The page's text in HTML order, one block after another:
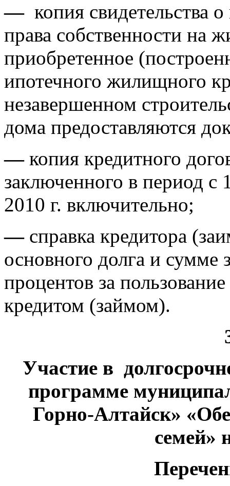
— копия свидетельства
права собственности на
приобретенное
ипотечного жилищного
незавершенном
дома предоставляются
— копия кредитного
заключенного в период с
2010 г. включительно;
— справка кредитора
основного долга и сумме
процентов за
кредитом (займом).
Участие в
программе
Горно-Алтайск»
семей»